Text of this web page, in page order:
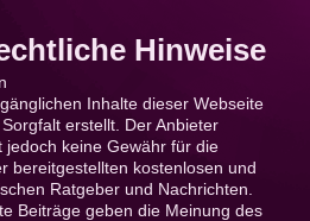
Hinweise
Inhalte dieser Webseite
erstellt. Der Anbieter
keine Gewähr für die
bereitgestellten kostenlosen und
Ratgeber und Nachrichten.
Beiträge geben die Meinung des